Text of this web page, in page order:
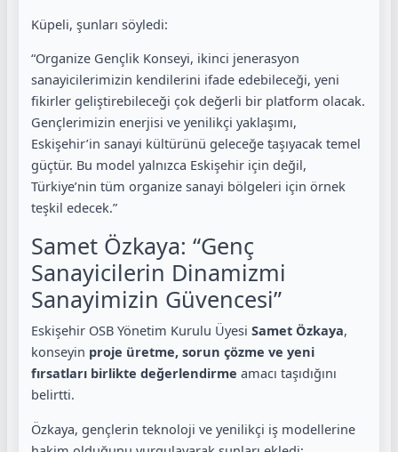
Küpeli, şunları söyledi:
“Organize Gençlik Konseyi, ikinci jenerasyon
sanayicilerimizin kendilerini ifade edebileceği, yeni
fikirler geliştirebileceği çok değerli bir platform olacak.
Gençlerimizin enerjisi ve yenilikçi yaklaşımı,
Eskişehir’in sanayi kültürünü geleceğe taşıyacak temel
güçtür. Bu model yalnızca Eskişehir için değil,
Türkiye’nin tüm organize sanayi bölgeleri için örnek
teşkil edecek.”
Samet Özkaya: “Genç
Sanayicilerin Dinamizmi
Sanayimizin Güvencesi”
Eskişehir OSB Yönetim Kurulu Üyesi Samet Özkaya,
konseyin proje üretme, sorun çözme ve yeni
fırsatları birlikte değerlendirme amacı taşıdığını
belirtti.
Özkaya, gençlerin teknoloji ve yenilikçi iş modellerine